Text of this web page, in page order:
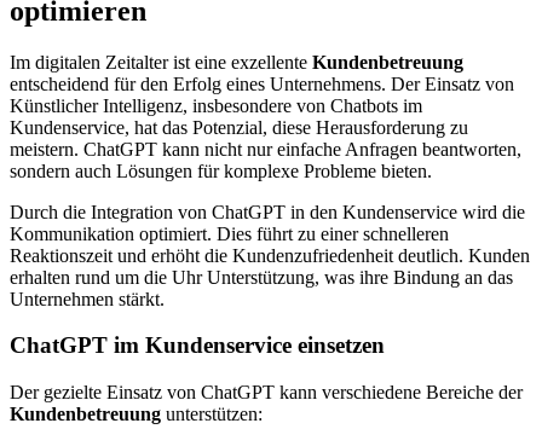
optimieren
Im digitalen Zeitalter ist eine exzellente Kundenbetreuung
entscheidend für den Erfolg eines Unternehmens. Der Einsatz von
Künstlicher Intelligenz, insbesondere von Chatbots im
Kundenservice, hat das Potenzial, diese Herausforderung zu
meistern. ChatGPT kann nicht nur einfache Anfragen beantworten,
sondern auch Lösungen für komplexe Probleme bieten.
Durch die Integration von ChatGPT in den Kundenservice wird die
Kommunikation optimiert. Dies führt zu einer schnelleren
Reaktionszeit und erhöht die Kundenzufriedenheit deutlich. Kunden
erhalten rund um die Uhr Unterstützung, was ihre Bindung an das
Unternehmen stärkt.
ChatGPT im Kundenservice einsetzen
Der gezielte Einsatz von ChatGPT kann verschiedene Bereiche der
Kundenbetreuung unterstützen: